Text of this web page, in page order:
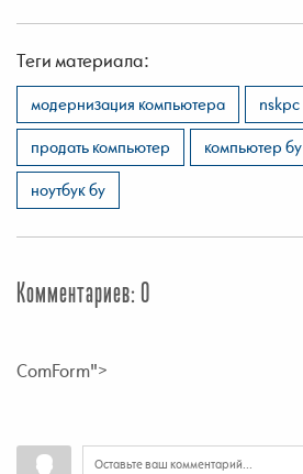
Теги материала:
модернизация компьютера nskpc
продать компьютер компьютер бу
ноутбук бу
Комментариев: 0
ComForm">